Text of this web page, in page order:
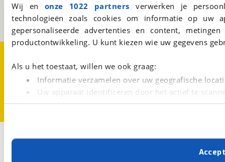
Wij en onze 1022 partners verwerken je
technologieën zoals cookies om informatie op
gepersonaliseerde advertenties en content,
productontwikkeling. U kunt kiezen wie uw gegevens
Als u het toestaat, willen we ook graag:
Informatie verzamelen over uw geografische
Uw apparaat identificeren door het actief te
Lees meer over hoe uw persoonlijke gegevens worden
Met cookies en vergelijkbare technieken zorgen we
cookies zorgen ervoor dat de website goed werkt.
Een initiatief van
BOVAG
Cookievoorkeuren
Vacatures